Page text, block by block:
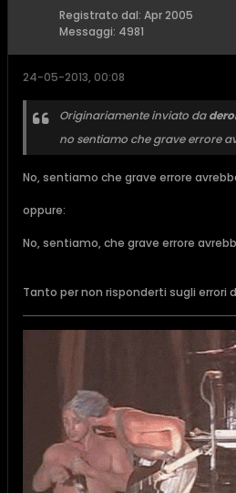
Registrato dal: Apr 2005
Messaggi: 4981
24-05-2013, 00:08
Originariamente inviato da
no sentiamo che grave errore
No, sentiamo che grave errore
oppure:
No, sentiamo, che grave errore
Tanto per non risponderti sugli errori